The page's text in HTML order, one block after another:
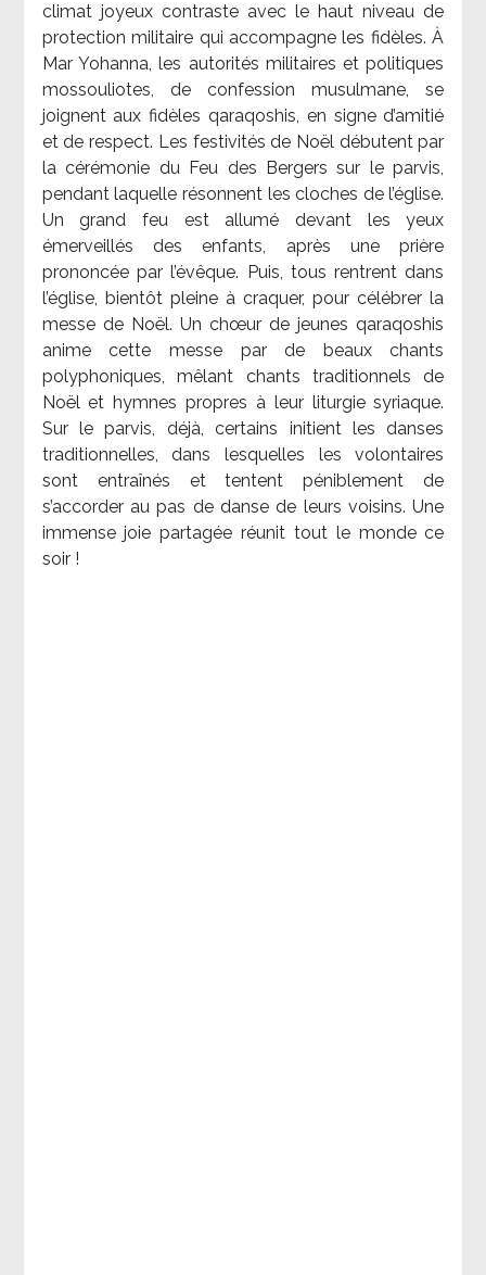
climat joyeux contraste avec le haut niveau de
protection militaire qui accompagne les fidèles. À
Mar Yohanna, les autorités militaires et politiques
mossouliotes, de confession musulmane, se
joignent aux fidèles qaraqoshis, en signe d’amitié
et de respect. Les festivités de Noël débutent par
la cérémonie du Feu des Bergers sur le parvis,
pendant laquelle résonnent les cloches de l’église.
Un grand feu est allumé devant les yeux
émerveillés des enfants, après une prière
prononcée par l’évêque. Puis, tous rentrent dans
l’église, bientôt pleine à craquer, pour célébrer la
messe de Noël. Un chœur de jeunes qaraqoshis
anime cette messe par de beaux chants
polyphoniques, mêlant chants traditionnels de
Noël et hymnes propres à leur liturgie syriaque.
Sur le parvis, déjà, certains initient les danses
traditionnelles, dans lesquelles les volontaires
sont entraînés et tentent péniblement de
s’accorder au pas de danse de leurs voisins. Une
immense joie partagée réunit tout le monde ce
soir !